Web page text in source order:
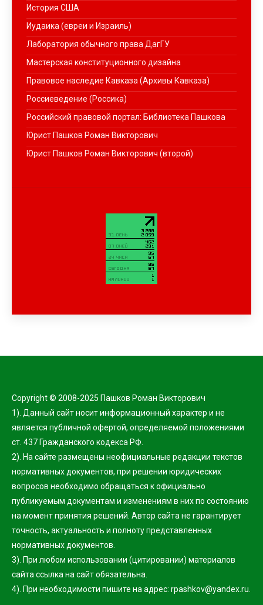
История США
Иудаика (евреи и Израиль)
Лаборатория обычного права ДагГУ
Мастерская конституционного дизайна
Правовое наследие Кавказа (Архивы Кавказа)
Россиеведение (Россика)
Российский правовой портал: Библиотека Пашкова
Юрист Пашков Роман Викторович
Юрист Пашков Роман Викторович (второй)
Copyright © 2008-2025 Пашков Роман Викторович
1). Данный сайт носит информационный характер и не
является публичной офертой, определяемой положениями
ст. 437 Гражданского кодекса РФ.
2). На сайте размещены неофициальные редакции текстов
нормативных документов, при решении юридических
вопросов необходимо обращаться к официально
публикуемым документам и изменениям в них по состоянию
на момент принятия решений. Автор сайта не гарантирует
точность, актуальность и полноту представленных
нормативных документов.
3). При любом использовании (цитировании) материалов
сайта ссылка на сайт обязательна.
4). При необходимости пишите на адрес: rpashkov@yandex.ru.